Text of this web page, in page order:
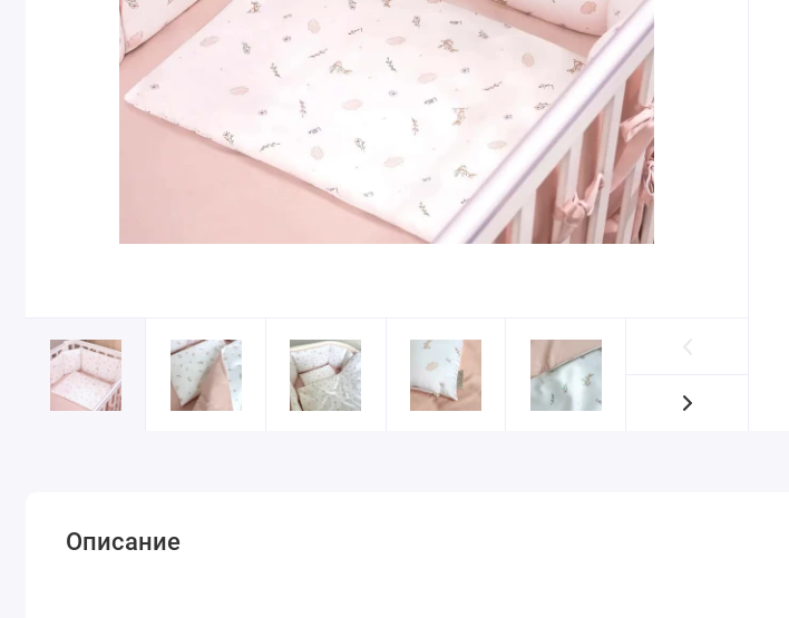
Описание